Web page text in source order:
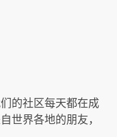
的社区每天都在成
世界各地的朋友，